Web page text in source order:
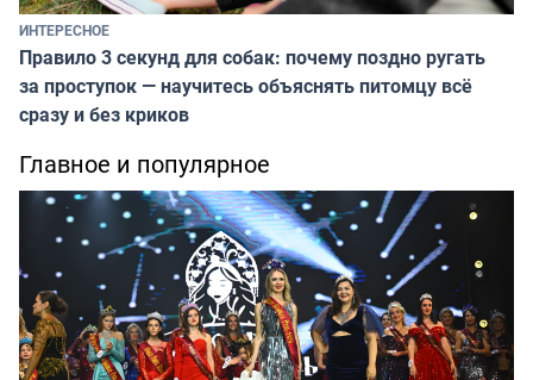
ИНТЕРЕСНОЕ
Правило 3 секунд для собак: почему поздно ругать
за проступок — научитесь объяснять питомцу всё
сразу и без криков
Главное и популярное